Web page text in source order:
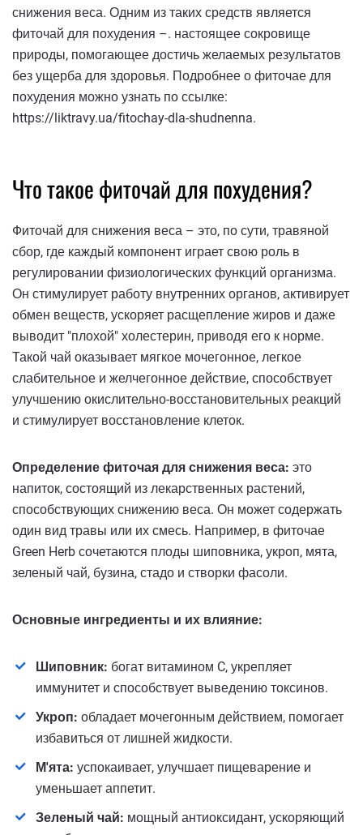
снижения веса. Одним из таких средств является
фиточай для похудения –. настоящее сокровище
природы, помогающее достичь желаемых результатов
без ущерба для здоровья. Подробнее о фиточае для
похудения можно узнать по ссылке:
https://liktravy.ua/fitochay-dla-shudnenna.
Что такое фиточай для похудения?
Фиточай для снижения веса – это, по сути, травяной
сбор, где каждый компонент играет свою роль в
регулировании физиологических функций организма.
Он стимулирует работу внутренних органов, активирует
обмен веществ, ускоряет расщепление жиров и даже
выводит "плохой" холестерин, приводя его к норме.
Такой чай оказывает мягкое мочегонное, легкое
слабительное и желчегонное действие, способствует
улучшению окислительно-восстановительных реакций
и стимулирует восстановление клеток.
Определение фиточая для снижения веса: это
напиток, состоящий из лекарственных растений,
способствующих снижению веса. Он может содержать
один вид травы или их смесь. Например, в фиточае
Green Herb сочетаются плоды шиповника, укроп, мята,
зеленый чай, бузина, стадо и створки фасоли.
Основные ингредиенты и их влияние:
Шиповник: богат витамином C, укрепляет
иммунитет и способствует выведению токсинов.
Укроп: обладает мочегонным действием, помогает
избавиться от лишней жидкости.
М'ята: успокаивает, улучшает пищеварение и
уменьшает аппетит.
Зеленый чай: мощный антиоксидант, ускоряющий